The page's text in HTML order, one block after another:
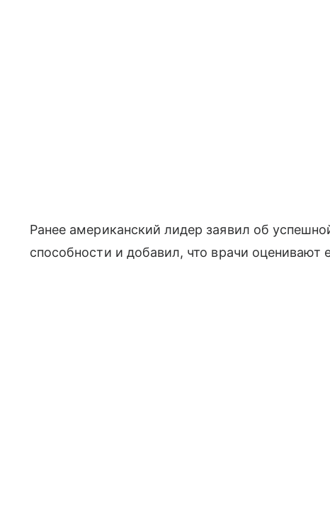
Ранее американский лидер заявил об
способности и добавил, что врачи оценивают